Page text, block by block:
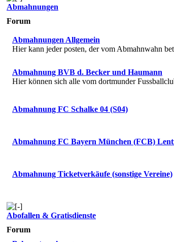
Abmahnungen
Forum
Abmahnungen Allgemein
Hier kann jeder posten, der vom Abmahnwahn
Abmahnung BVB d. Becker und Haumann
Hier können sich alle vom dortmunder
Abmahnung FC Schalke 04 (S04)
Abmahnung FC Bayern München (FCB)
Abmahnung Ticketverkäufe (sonstige Vereine)
Abofallen & Gratisdienste
Forum